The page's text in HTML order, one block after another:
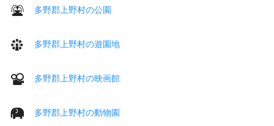
多野郡上野村の公園
多野郡上野村の遊園地
多野郡上野村の映画館
多野郡上野村の動物園